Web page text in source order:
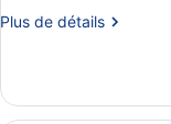
chambre :
Plus de détails
Plus
le
type